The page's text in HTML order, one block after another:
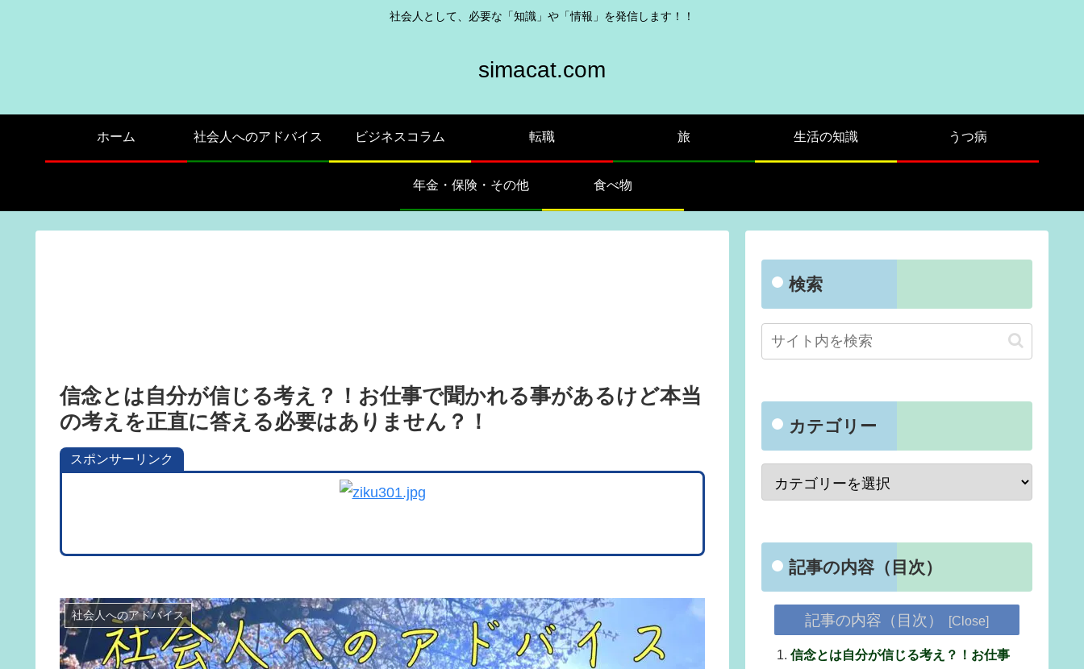
社会人として、必要な「知識」や「情報」を発信します！！
simacat.com
ホーム 社会人へのアドバイス ビジネスコラム 転職 旅 生活の知識 うつ病
年金・保険・その他 食べ物
信念とは自分が信じる考え？！お仕事で聞かれる事があるけど本当
の考えを正直に答える必要はありません？！
スポンサーリンク
社会人へのアドバイス
検索
カテゴリー
記事の内容（目次）
記事の内容（目次）
信念とは自分が信じる考え？！お仕事